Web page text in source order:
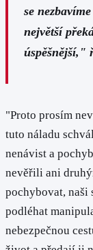
se
největší
úspěšnější,"
"Proto prosím
tuto náladu
nenávist a
nevěřili ani
pochybovat, naši
podléhat
nebezpečnou